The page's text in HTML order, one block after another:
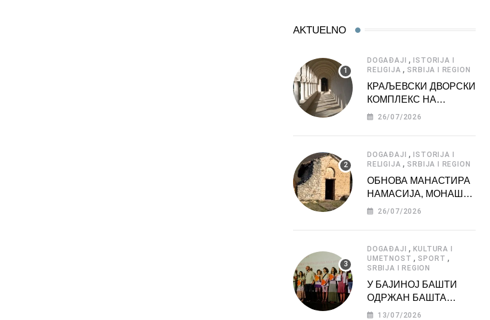
AKTUELNO
DOGAĐAJI ,ISTORIJA I
RELIGIJA , SRBIJA I REGION
КРАЉЕВСКИ ДВОРСКИ
КОМПЛЕКС НА
ДЕДИЊУ –
АТРАКЦИЈА
26/07/2026
DOGAĐAJI ,ISTORIJA I
RELIGIJA , SRBIJA I REGION
ОБНОВА МАНАСТИРА
НАМАСИЈА, МОНАШКЕ
ЗАДУЖБИНЕ
26/07/2026
DOGAĐAJI ,KULTURA I
UMETNOST , SPORT ,
SRBIJA I REGION
У БАЈИНОЈ БАШТИ
ОДРЖАН БАШТА
ФЕСТ 2026
13/07/2026